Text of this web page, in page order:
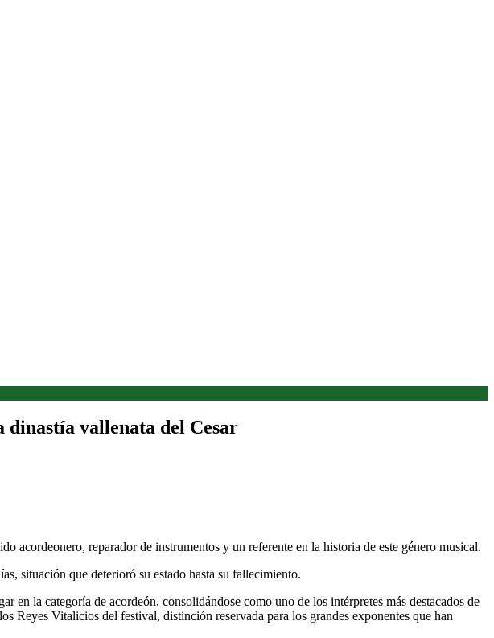
dinastía vallenata del Cesar
acordeonero, reparador de instrumentos y un referente en la historia de este género musical.
situación que deterioró su estado hasta su fallecimiento.
la categoría de acordeón, consolidándose como uno de los intérpretes más destacados de
Reyes Vitalicios del festival, distinción reservada para los grandes exponentes que han